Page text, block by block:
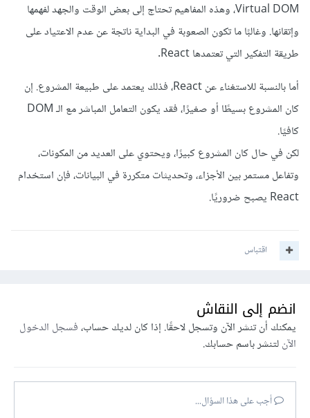
Virtual DOM، وهذه المفاهيم تحتاج إلى بعض الوقت والجهد لفهمها
وإتقانها. وغالبًا ما تكون الصعوبة في البداية ناتجة عن عدم الاعتياد على
طريقة التفكير التي تعتمدها React.
أما بالنسبة للاستغناء عن React، فذلك يعتمد على طبيعة المشروع. إن
كان المشروع بسيطًا أو صغيرًا، فقد يكون التعامل المباشر مع الـ DOM
كافيًا.
لكن في حال كان المشروع كبيرًا، ويحتوي على العديد من المكونات،
وتفاعل مستمر بين الأجزاء، وتحديثات متكررة في البيانات، فإن استخدام
React يصبح ضروريًا.
اقتباس
انضم إلى النقاش
يمكنك أن تنشر الآن وتسجل لاحقًا. إذا كان لديك حساب،فسجل الدخول
الآنلتنشر باسم حسابك.
أجب على هذا السؤال...